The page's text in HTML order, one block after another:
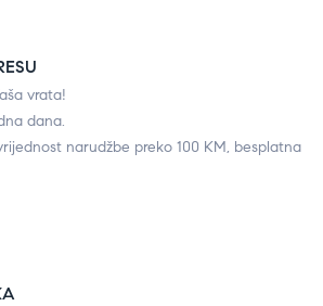
vrata!
dana.
narudžbe preko 100 KM, besplatna